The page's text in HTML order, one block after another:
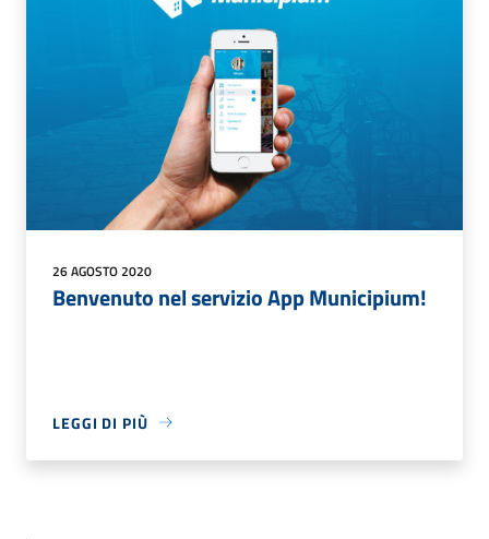
26 AGOSTO 2020
Benvenuto nel servizio App Municipium!
LEGGI DI PIÙ